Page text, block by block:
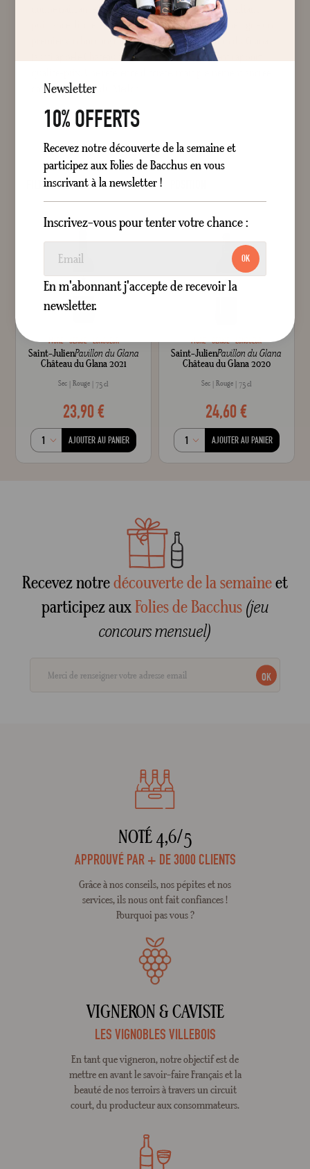
donne naissance à des rouges d’une grande finesse, alliant
puissance discrète et élégance naturelle. Le domaine signe un
premier vin homonyme et un second vin, Pavillon du Glana
(aussi appelé Château Sirène), offrant un excellent rapport
dans l’excellence du Médoc.
FILTRER
MÛRE CERISE LONGUEUR
Saint-JulienPavillon du Glana
Château du Glana 2021
Sec Rouge 75 cl
23,90 €
AJOUTER AU PANIER
MÛRE CERISE LONGUEUR
Saint-JulienPavillon du Glana
Château du Glana 2020
Sec Rouge 75 cl
24,60 €
AJOUTER AU PANIER
Recevez notredécouverte de la semaineet
participez auxFolies de Bacchus (jeu
concours mensuel)
OK
NOTÉ 4,6/5
APPROUVÉ PAR + DE 3000 CLIENTS
Grâce à nos conseils, nos pépites et nos
services, ils nous ont fait confiances !
Pourquoi pas vous ?
VIGNERON & CAVISTE
LES VIGNOBLES VILLEBOIS
En tant que vigneron, notre objectif est de
mettre en avant le savoir-faire Français et la
beauté de nos terroirs à travers un circuit
court, du producteur aux consommateurs.
Newsletter
10% OFFERTS
Recevez notre découverte de la semaine et
participez aux Folies de Bacchus en vous
inscrivant à la newsletter !
Inscrivez-vous pour tenter votre chance :
OK
En m'abonnant j'accepte de recevoir la
newsletter.